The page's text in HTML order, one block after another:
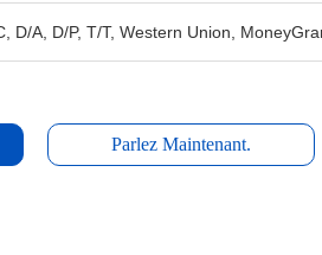
D/A, D/P, T/T, Western Union,
Parlez Maintenant.